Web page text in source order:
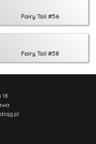
Fairy Tail #56
Fairy Tail #58